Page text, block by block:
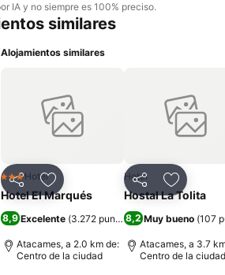
IA y no siempre es 100% preciso.
similares
)
Alojamientos similares
CompartirAgregar a favoritos
3 Estrellas
Hotel
Hotel El Marqués
8,9 Excelente (3.272 puntuaciones)
Atacames, a 2.0 km de:
Centro de la ciudad
CompartirAgregar
Hotel
Hostal La Tolita
8,2 Muy bueno (107
Atacames, a 3.7
Centro de la ciudad